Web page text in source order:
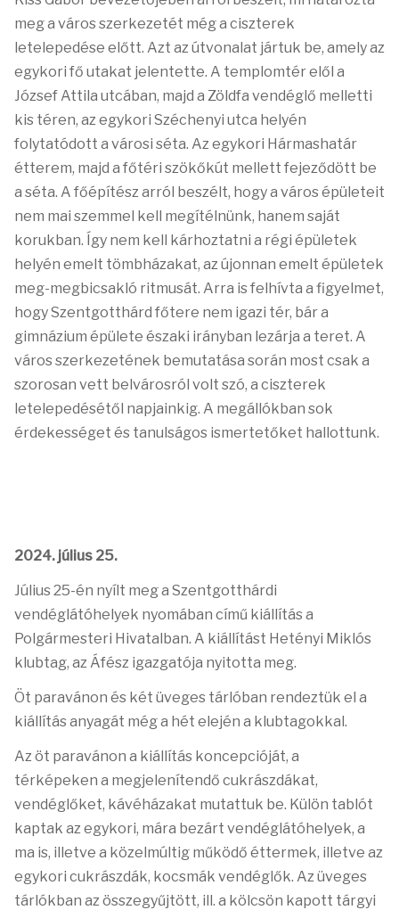
meg a város szerkezetét még a ciszterek
letelepedése előtt. Azt az útvonalat jártuk be, amely az
egykori fő utakat jelentette. A templomtér elől a
József Attila utcában, majd a Zöldfa vendéglő melletti
kis téren, az egykori Széchenyi utca helyén
folytatódott a városi séta. Az egykori Hármashatár
étterem, majd a főtéri szökőkút mellett fejeződött be
a séta. A főépítész arról beszélt, hogy a város épületeit
nem mai szemmel kell megítélnünk, hanem saját
korukban. Így nem kell kárhoztatni a régi épületek
helyén emelt tömbházakat, az újonnan emelt épületek
meg-megbicsakló ritmusát. Arra is felhívta a figyelmet,
hogy Szentgotthárd főtere nem igazi tér, bár a
gimnázium épülete északi irányban lezárja a teret. A
város szerkezetének bemutatása során most csak a
szorosan vett belvárosról volt szó, a ciszterek
letelepedésétől napjainkig. A megállókban sok
érdekességet és tanulságos ismertetőket hallottunk.
2024. július 25.
Július 25-én nyílt meg a Szentgotthárdi
vendéglátóhelyek nyomában című kiállítás a
Polgármesteri Hivatalban. A kiállítást Hetényi Miklós
klubtag, az Áfész igazgatója nyitotta meg.
Öt paravánon és két üveges tárlóban rendeztük el a
kiállítás anyagát még a hét elején a klubtagokkal.
Az öt paravánon a kiállítás koncepcióját, a
térképeken a megjelenítendő cukrászdákat,
vendéglőket, kávéházakat mutattuk be. Külön tablót
kaptak az egykori, mára bezárt vendéglátóhelyek, a
ma is, illetve a közelmúltig működő éttermek, illetve az
egykori cukrászdák, kocsmák vendéglők. Az üveges
tárlókban az összegyűjtött, ill. a kölcsön kapott tárgyi